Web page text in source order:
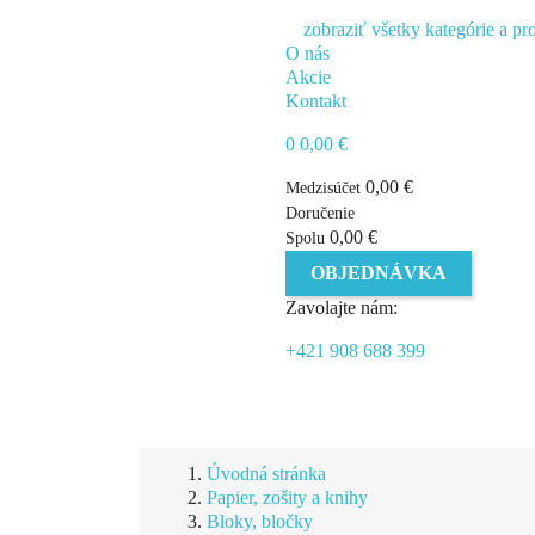
zobraziť všetky kategórie a
O nás
Akcie
Kontakt
0 0,00 €
Medzisúčet 0,00 €
Doručenie
Spolu 0,00 €
OBJEDNÁVKA
Zavolajte nám:
+421 908 688 399
Úvodná stránka
Papier, zošity a knihy
Bloky, bločky